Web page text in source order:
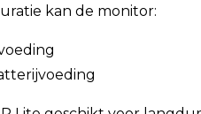
kan de monitor: